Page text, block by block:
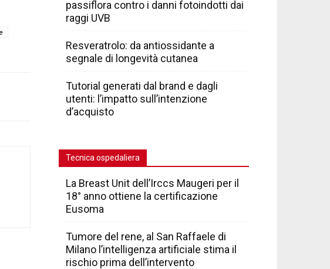
passiflora contro i danni fotoindotti dai
raggi UVB
Resveratrolo: da antiossidante a
segnale di longevità cutanea
Tutorial generati dal brand e dagli
utenti: l’impatto sull’intenzione
d’acquisto
Tecnica ospedaliera
La Breast Unit dell’Irccs Maugeri per il
18° anno ottiene la certificazione
Eusoma
Tumore del rene, al San Raffaele di
Milano l’intelligenza artificiale stima il
rischio prima dell’intervento